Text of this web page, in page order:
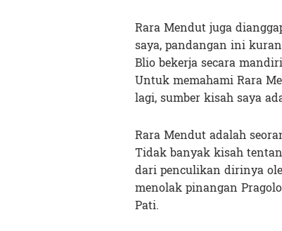
Rara Mendut juga
saya, pandangan ini
Blio bekerja secara
Untuk memahami Rara
lagi, sumber kisah saya
Rara Mendut adalah
Tidak banyak kisah
dari penculikan dirinya
menolak pinangan
Pati.